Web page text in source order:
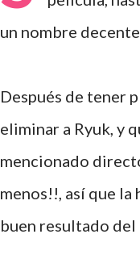
un nombre
Después de tener
eliminar a Ryuk, y
mencionado
menos!!, así que la
buen resultado